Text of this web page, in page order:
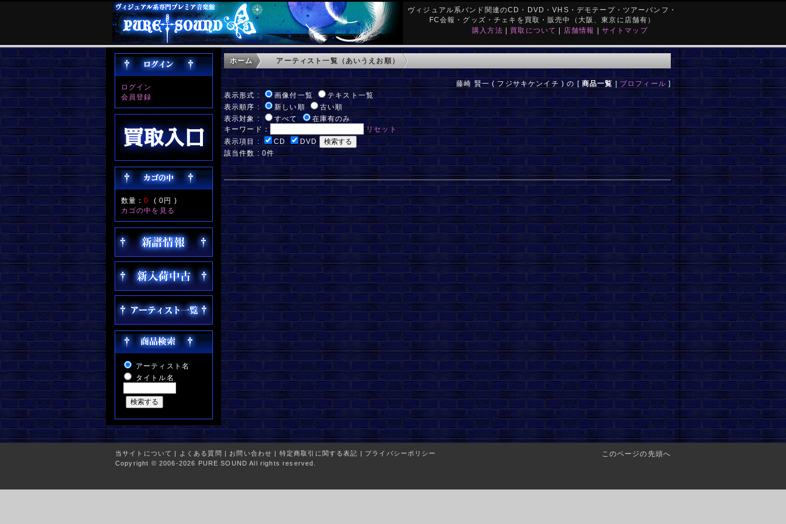
ヴィジュアル系バンド関連のCD・DVD・VHS・デモテープ・ツアーパンフ・
FC会報・グッズ・チェキを買取・販売中（大阪、東京に店舗有）
購入方法 | 買取について | 店舗情報 | サイトマップ
ログイン
会員登録
数量：0 (0円 )
カゴの中を見る
アーティスト名
タイトル名
ホーム アーティスト一覧（あいうえお順）
藤崎 賢一 ( フジサキケンイチ ) の [ 商品一覧 | プロフィール ]
表示形式 :
画像付一覧
テキスト一覧
表示順序 :
新しい順
古い順
表示対象 :
すべて
在庫有のみ
キーワード：
リセット
表示項目 :
CD
DVD
該当件数 : 0件
このページの先頭へ
当サイトについて | よくある質問 | お問い合わせ | 特定商取引に関する表記 | プライバシーポリシー
Copyright © 2006-2026 PURE SOUND All rights reserved.